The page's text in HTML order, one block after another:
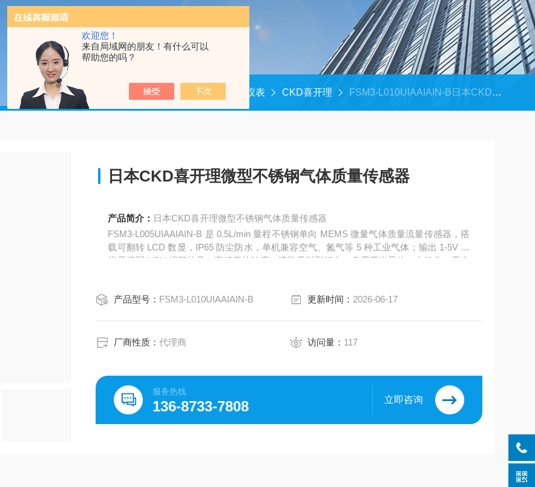
欢迎您！
来自局域网的朋友！有什么可以
帮助您的吗？
首页 产品中心 仪器仪表 CKD喜开理 FSM3-L010UIAAIAIN-B日本CKD喜开理微型不锈钢气体质量传感器
日本CKD喜开理微型不锈钢气体质量传感器
产品简介： 日本CKD喜开理微型不锈钢气体质量传感器
FSM3-L005UIAAIAIN-B 是 0.5L/min 量程不锈钢单向 MEMS 微量气体质量流量传感器，搭
载可翻转 LCD 数显，IP65 防尘防水，单机兼容空气、氮气等 5 种工业气体；输出 1-5V 模
拟量搭配 NPN 报警信号，高精度快响应，流路无树脂析出，多用于半导体、自动化、无尘
产品型号： FSM3-L010UIAAIAIN-B 更新时间： 2026-06-17
厂商性质：代理商 访问量： 117
服务热线
136-8733-7808 立即咨询